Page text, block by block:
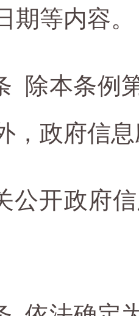
期等内容。
除本条例
，政府信
公开政府